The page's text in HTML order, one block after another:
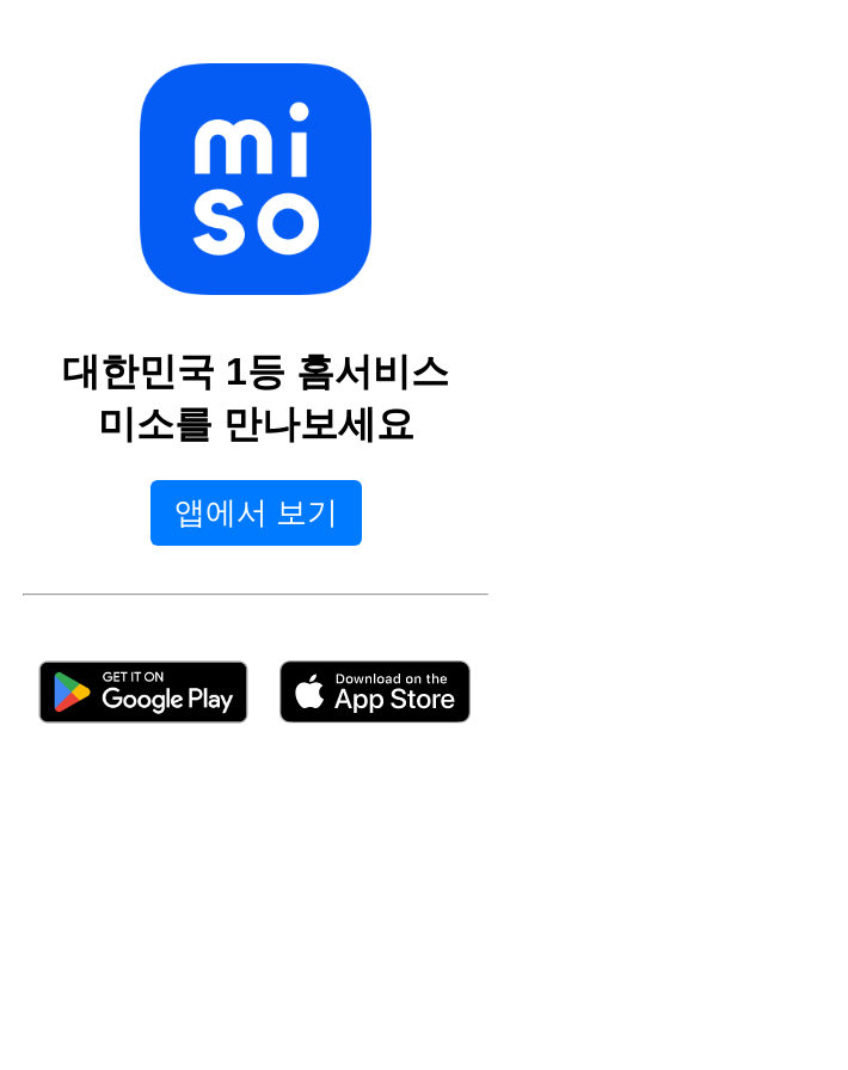
대한민국 1등 홈서비스
미소를 만나보세요
앱에서 보기